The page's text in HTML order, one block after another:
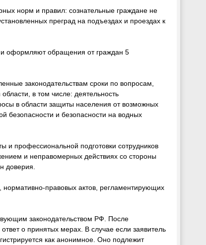
норм и правил: сознательные граждане не
преград на подъездах и проездах к
и оформляют обращения от граждан 5
законодательствам сроки по вопросам,
в том числе: деятельность
в области защиты населения от возможных
безопасности и безопасности на водных
профессиональной подготовки сотрудников
и неправомерных действиях со стороны
доверия.
нормативно-правовых актов, регламентирующих
законодательством РФ. После
о принятых мерах. В случае если заявитель
как анонимное. Оно подлежит